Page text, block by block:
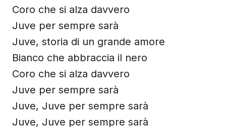
Coro che si alza davvero
Juve per sempre sarà
Juve, storia di un grande amore
Bianco che abbraccia il nero
Coro che si alza davvero
Juve per sempre sarà
Juve, Juve per sempre sarà
Juve, Juve per sempre sarà